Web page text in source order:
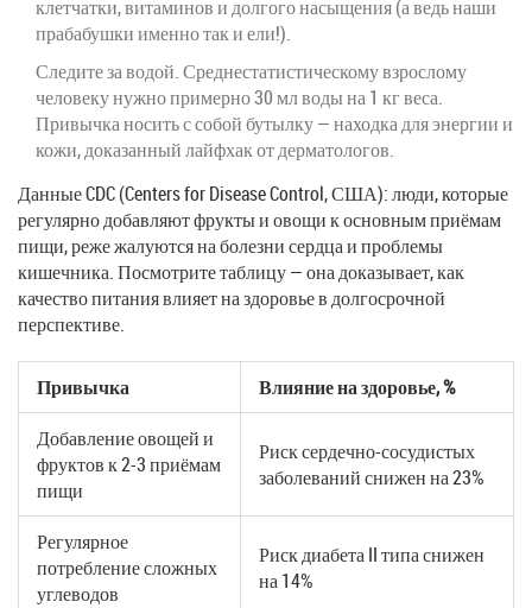
клетчатки, витаминов и долгого насыщения (а ведь наши
прабабушки именно так и ели!).
Следите за водой. Среднестатистическому взрослому
человеку нужно примерно 30 мл воды на 1 кг веса.
Привычка носить с собой бутылку — находка для энергии и
кожи, доказанный лайфхак от дерматологов.
Данные CDC (Centers for Disease Control, США): люди, которые
регулярно добавляют фрукты и овощи к основным приёмам
пищи, реже жалуются на болезни сердца и проблемы
кишечника. Посмотрите таблицу — она доказывает, как
качество питания влияет на здоровье в долгосрочной
перспективе.
Привычка
Влияние на здоровье, %
Добавление овощей и
фруктов к 2-3 приёмам
пищи
Риск сердечно-сосудистых
заболеваний снижен на 23%
Регулярное
потребление сложных
углеводов
Риск диабета II типа снижен
на 14%